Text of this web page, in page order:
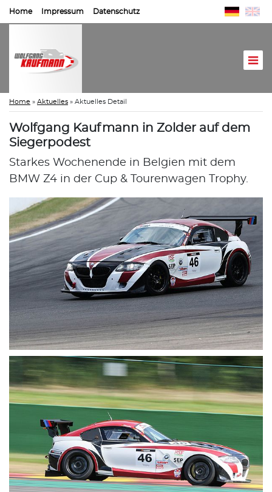
Home Impressum Datenschutz
Home » Aktuelles » Aktuelles Detail
Wolfgang Kaufmann in Zolder auf dem
Siegerpodest
Starkes Wochenende in Belgien mit dem
BMW Z4 in der Cup & Tourenwagen Trophy.